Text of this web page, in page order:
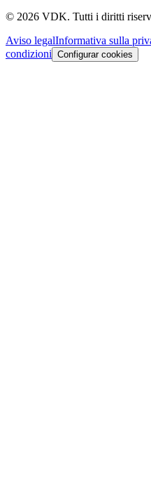
© 2026 VDK. Tutti i diritti
Aviso legalInformativa sulla
condizioni Configurar cookies